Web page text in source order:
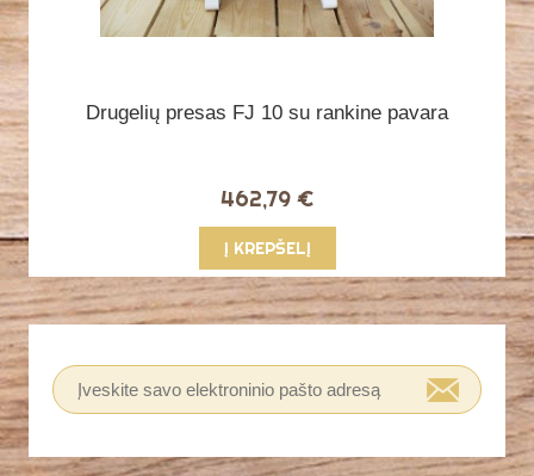
Drugelių presas FJ 10 su rankine pavara
462,79 €
Į KREPŠELĮ